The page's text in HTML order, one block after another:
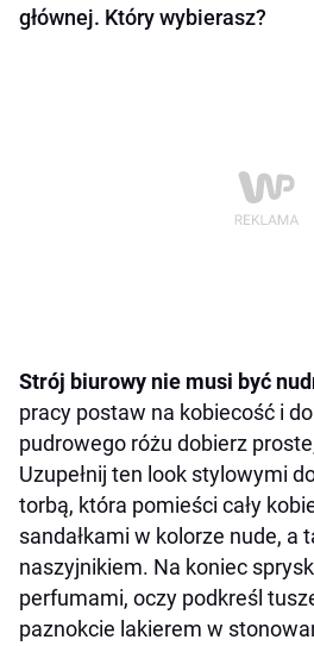
głównej. Który wybierasz?
Strój biurowy nie musi być
pracy postaw na kobiecość i
pudrowego różu dobierz
Uzupełnij ten look stylowymi
torbą, która pomieści cały
sandałkami w kolorze nude, a
naszyjnikiem. Na koniec
perfumami, oczy podkreśl
paznokcie lakierem w